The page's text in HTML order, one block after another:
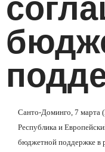
Санто-Доминго, 7 марта
Республика и
бюджетной поддержке в